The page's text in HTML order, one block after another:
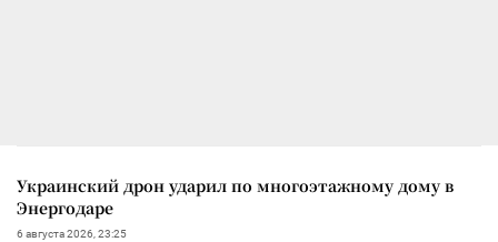
Украинский дрон ударил по многоэтажному дому в
Энергодаре
6 августа 2026, 23:25